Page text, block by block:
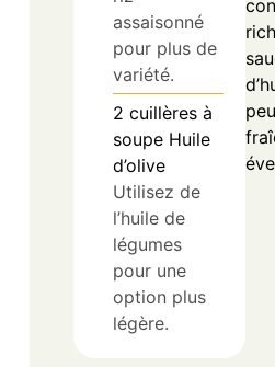
soupe Huile
d’olive
Utilisez de
l’huile de
légumes
pour une
option plus
légère.